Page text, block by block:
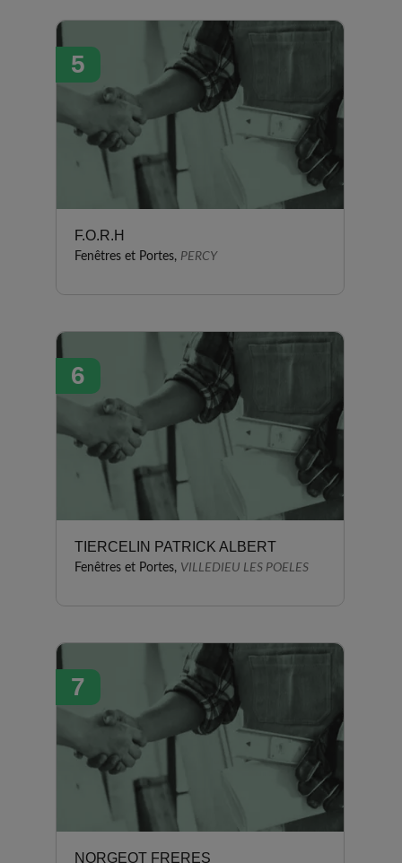
5
F.O.R.H
Fenêtres et Portes, PERCY
6
TIERCELIN PATRICK ALBERT
Fenêtres et Portes, VILLEDIEU LES POELES
7
NORGEOT FRERES